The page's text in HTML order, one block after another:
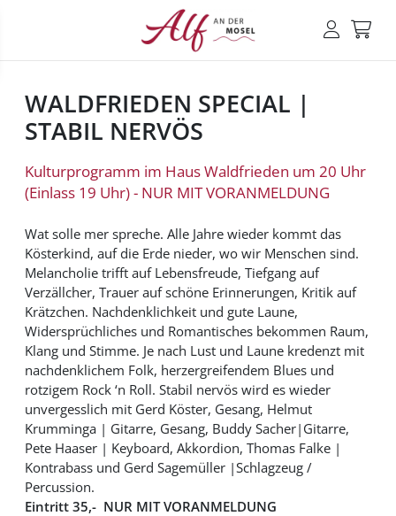
WALDFRIEDEN SPECIAL |
STABIL NERVÖS
Kulturprogramm im Haus Waldfrieden um 20 Uhr
(Einlass 19 Uhr) - NUR MIT VORANMELDUNG
Wat solle mer spreche. Alle Jahre wieder kommt das
Kösterkind, auf die Erde nieder, wo wir Menschen sind.
Melancholie trifft auf Lebensfreude, Tiefgang auf
Verzällcher, Trauer auf schöne Erinnerungen, Kritik auf
Krätzchen. Nachdenklichkeit und gute Laune,
Widersprüchliches und Romantisches bekommen Raum,
Klang und Stimme. Je nach Lust und Laune kredenzt mit
nachdenklichem Folk, herzergreifendem Blues und
rotzigem Rock ‘n Roll. Stabil nervös wird es wieder
unvergesslich mit Gerd Köster, Gesang, Helmut
Krumminga | Gitarre, Gesang, Buddy Sacher|Gitarre,
Pete Haaser | Keyboard, Akkordion, Thomas Falke |
Kontrabass und Gerd Sagemüller |Schlagzeug /
Percussion.
Eintritt 35,- NUR MIT VORANMELDUNG